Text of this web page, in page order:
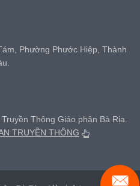
Phường Phước Hiệp, Thành
Thông Giáo phận Bà Rịa.
TRUYỀN THÔNG